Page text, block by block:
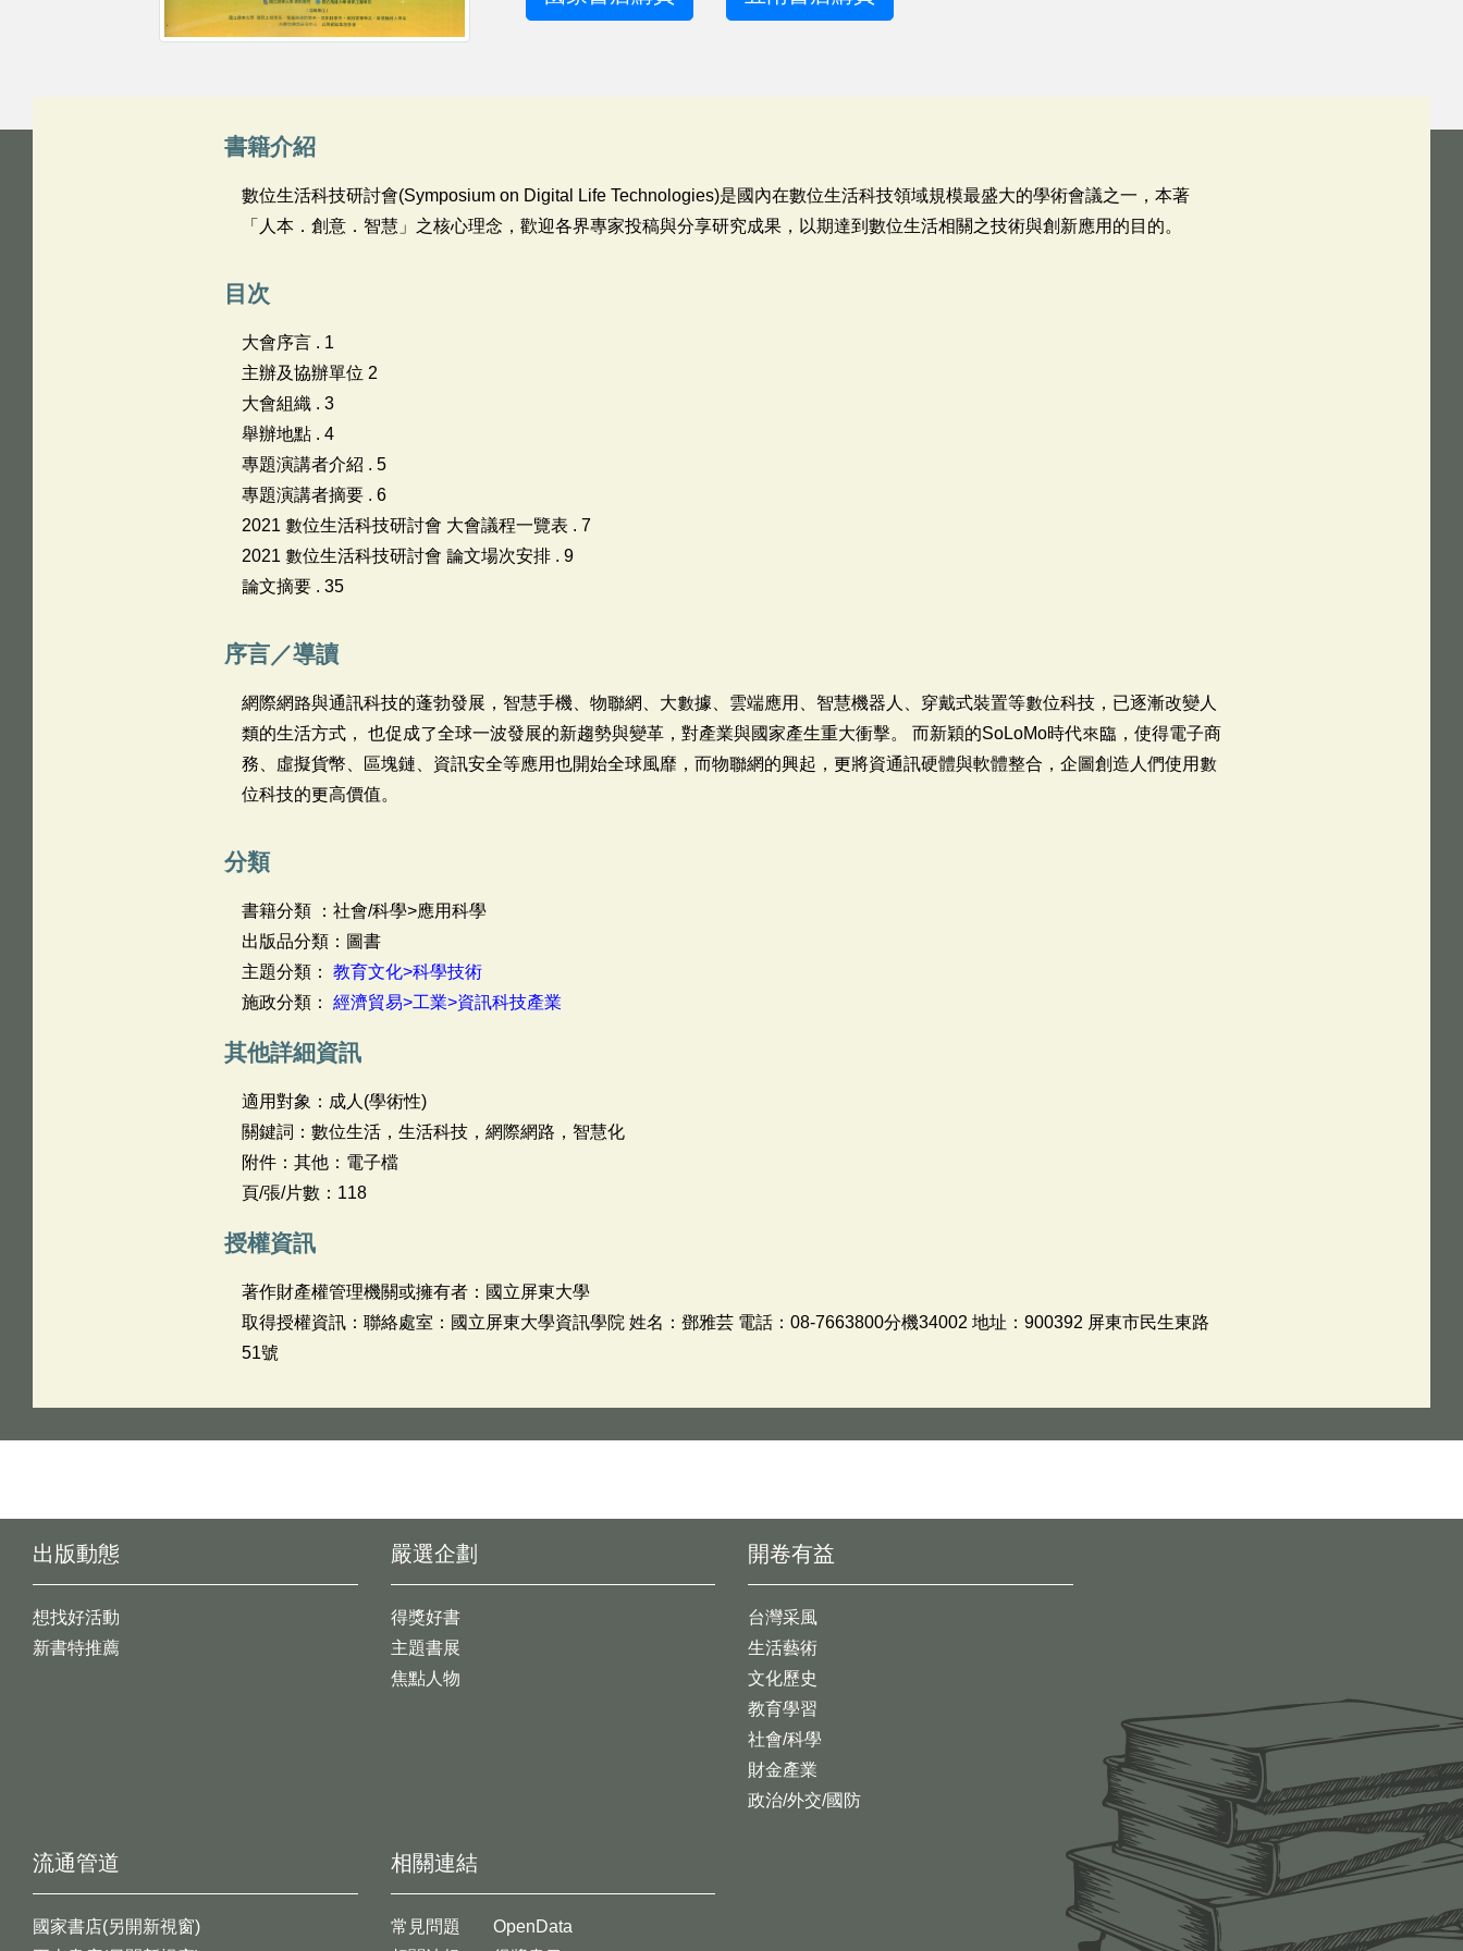
書籍介紹
數位生活科技研討會(Symposium on Digital Life Technologies)是國內在數位生活科技領域規模最盛大的學術會議之一，本著
「人本．創意．智慧」之核心理念，歡迎各界專家投稿與分享研究成果，以期達到數位生活相關之技術與創新應用的目的。
目次
大會序言 . 1
主辦及協辦單位 2
大會組織 . 3
舉辦地點 . 4
專題演講者介紹 . 5
專題演講者摘要 . 6
2021 數位生活科技研討會 大會議程一覽表 . 7
2021 數位生活科技研討會 論文場次安排 . 9
論文摘要 . 35
序言／導讀
網際網路與通訊科技的蓬勃發展，智慧手機、物聯網、大數據、雲端應用、智慧機器人、穿戴式裝置等數位科技，已逐漸改變人
類的生活方式， 也促成了全球一波發展的新趨勢與變革，對產業與國家產生重大衝擊。 而新穎的SoLoMo時代來臨，使得電子商
務、虛擬貨幣、區塊鏈、資訊安全等應用也開始全球風靡，而物聯網的興起，更將資通訊硬體與軟體整合，企圖創造人們使用數
位科技的更高價值。
分類
書籍分類 ：社會/科學>應用科學
出版品分類：圖書
主題分類： 教育文化>科學技術
施政分類： 經濟貿易>工業>資訊科技產業
其他詳細資訊
適用對象：成人(學術性)
關鍵詞：數位生活，生活科技，網際網路，智慧化
附件：其他：電子檔
頁/張/片數：118
授權資訊
著作財產權管理機關或擁有者：國立屏東大學
取得授權資訊：聯絡處室：國立屏東大學資訊學院 姓名：鄧雅芸 電話：08-7663800分機34002 地址：900392 屏東市民生東路
51號
出版動態
想找好活動
新書特推薦
開卷有益
台灣采風
生活藝術
文化歷史
教育學習
社會/科學
財金產業
政治/外交/國防
嚴選企劃
得獎好書
主題書展
焦點人物
流通管道
國家書店(另開新視窗)
相關連結
常見問題
OpenData